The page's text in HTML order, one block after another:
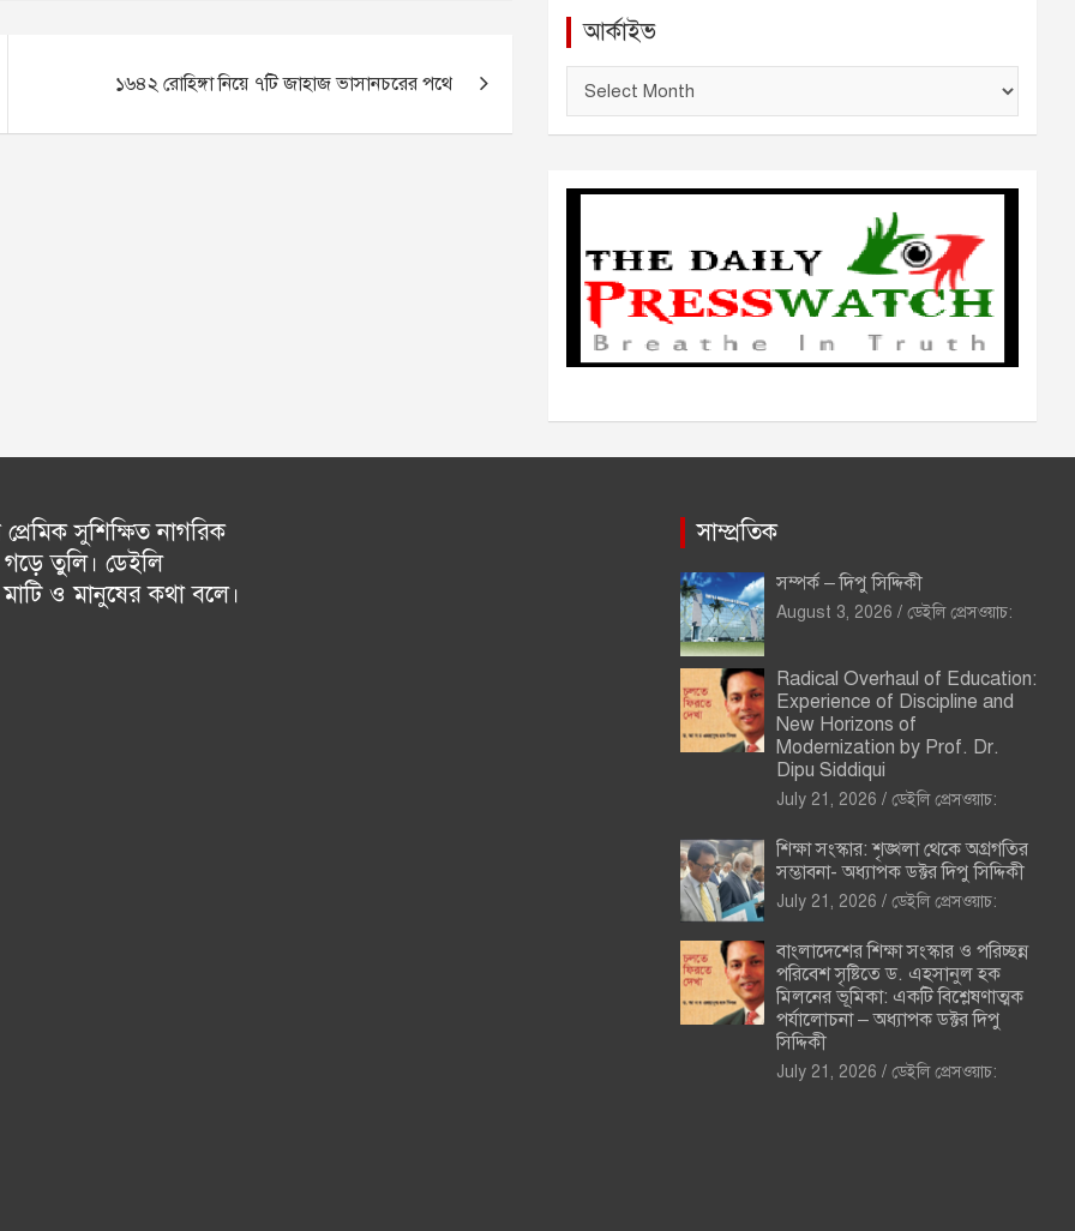
১৬৪২ রোহিঙ্গা নিয়ে ৭টি জাহাজ ভাসানচরের পথে
আর্কাইভ
ই
সুশিক্ষিত নাগরিক
তুলি। ডেইলি
মাটি ও মানুষের কথা বলে।
সাম্প্রতিক
সম্পর্ক – দিপু সিদ্দিকী
August 3, 2026 ডেইলি প্রেসওয়াচ:
Radical Overhaul of Education:
Experience of Discipline and
New Horizons of
Modernization by Prof. Dr.
Dipu Siddiqui
July 21, 2026 ডেইলি প্রেসওয়াচ:
শিক্ষা সংস্কার: শৃঙ্খলা থেকে অগ্রগতির
সম্ভাবনা- অধ্যাপক ডক্টর দিপু সিদ্দিকী
July 21, 2026 ডেইলি প্রেসওয়াচ:
বাংলাদেশের শিক্ষা সংস্কার ও পরিচ্ছন্ন
পরিবেশ সৃষ্টিতে ড. এহসানুল হক
মিলনের ভূমিকা: একটি বিশ্লেষণাত্মক
পর্যালোচনা – অধ্যাপক ডক্টর দিপু
সিদ্দিকী
July 21, 2026 ডেইলি প্রেসওয়াচ: